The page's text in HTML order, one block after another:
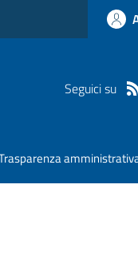
Seguici su